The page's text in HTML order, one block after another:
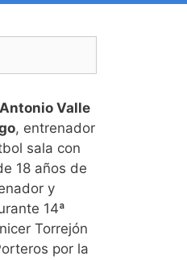
Valle
, entrenador
sala con
18 años de
y
14ª
Torrejón
por la